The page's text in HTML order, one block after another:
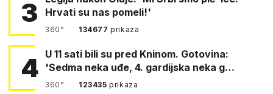
3
Hrvati su nas pomeli!'
360° 134677prikaza
4 U 11 sati bili su pred Kninom. Gotovina:
'Sedma neka uđe, 4. gardijska neka g…
360° 123435prikaza